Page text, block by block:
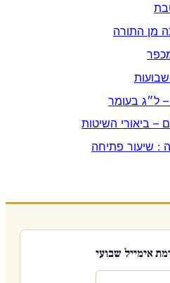
מן התורה
ל״ג בעומר
– ביאורי השיטות
: שיעור פתיחה
אימייל שבועי